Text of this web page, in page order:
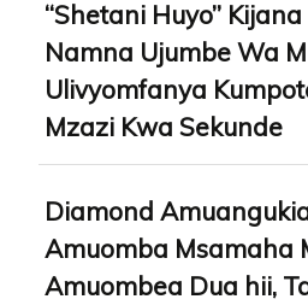
“Shetani Huyo”
Namna Ujumbe Wa
Ulivyomfanya
Mzazi Kwa Sekunde
Diamond
Amuomba Msamaha
Amuombea Dua hii,